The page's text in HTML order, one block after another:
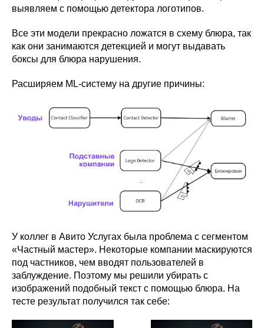
выявляем с помощью детектора логотипов.
Все эти модели прекрасно ложатся в схему блюра, так
как они занимаются детекцией и могут выдавать
боксы для блюра нарушения.
Расширяем ML-систему на другие причины:
У коллег в Авито Услугах была проблема с сегментом
«Частный мастер». Некоторые компании маскируются
под частников, чем вводят пользователей в
заблуждение. Поэтому мы решили убирать с
изображений подобный текст с помощью блюра. На
тесте результат получился так себе: